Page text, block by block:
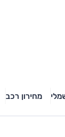
מחירון רכב